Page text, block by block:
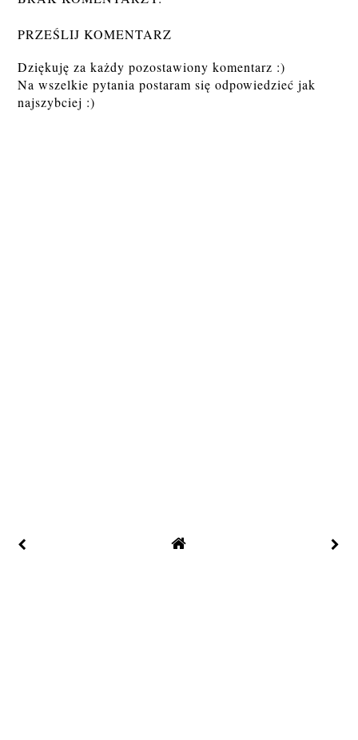
PRZEŚLIJ KOMENTARZ
Dziękuję za każdy pozostawiony komentarz :)
Na wszelkie pytania postaram się odpowiedzieć jak
najszybciej :)